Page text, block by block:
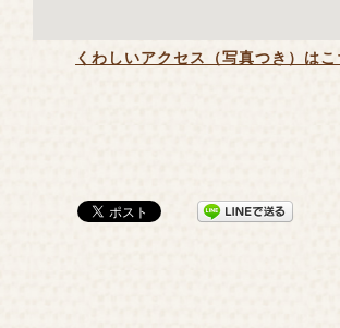
くわしいアクセス（写真つき）は